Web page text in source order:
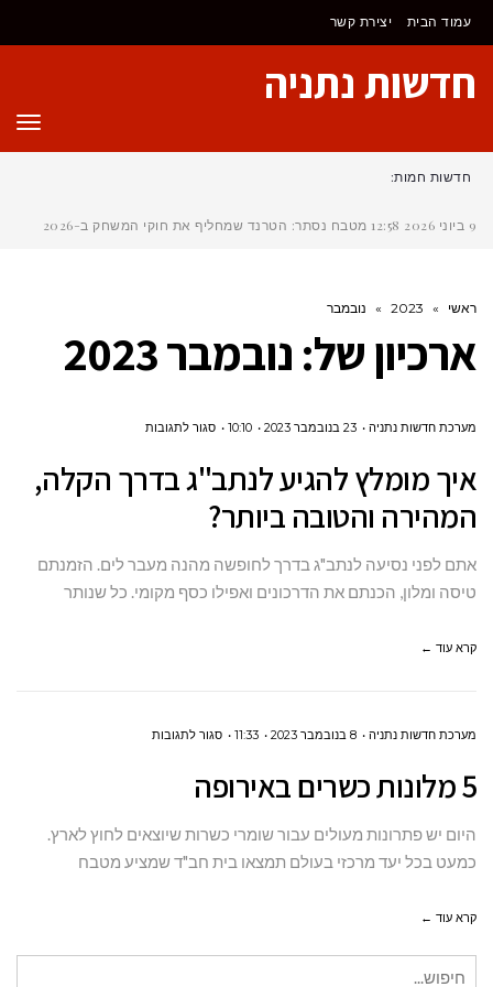
לתוכן
עמוד הבית יצירת קשר
חדשות נתניה
חדשות חמות:
9 ביוני 2026 12:58 מטבח נסתר: הטרנד שמחליף את חוקי המשחק ב-2026
ראשי »
2023
» נובמבר
ארכיון של: נובמבר 2023
מערכת חדשות נתניה 23 בנובמבר 2023 10:10 סגור לתגובותעל
מומלץ
איך מומלץ להגיע לנתב"ג בדרך הקלה,
המהירה והטובה ביותר?
אתם לפני נסיעה לנתב"ג בדרך לחופשה מהנה מעבר לים. הזמנתם
טיסה ומלון, הכנתם את הדרכונים ואפילו כסף מקומי. כל שנותר
קרא עוד ←
מערכת חדשות נתניה 8 בנובמבר 2023 11:33 סגור לתגובותעל
באירופה
5 מלונות כשרים באירופה
היום יש פתרונות מעולים עבור שומרי כשרות שיוצאים לחוץ לארץ.
כמעט בכל יעד מרכזי בעולם תמצאו בית חב"ד שמציע מטבח
קרא עוד ←